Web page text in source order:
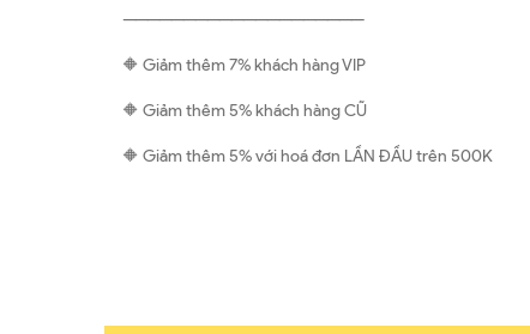
————————————————————
🔶 Giảm thêm 7% khách hàng VIP
🔶 Giảm thêm 5% khách hàng CŨ
🔶 Giảm thêm 5% với hoá đơn LẦN ĐẦU trên 500K